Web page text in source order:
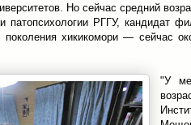
Но сейчас средний
патопсихологии РГГУ, кандидат
поколения хикикомори — сейчас
"У